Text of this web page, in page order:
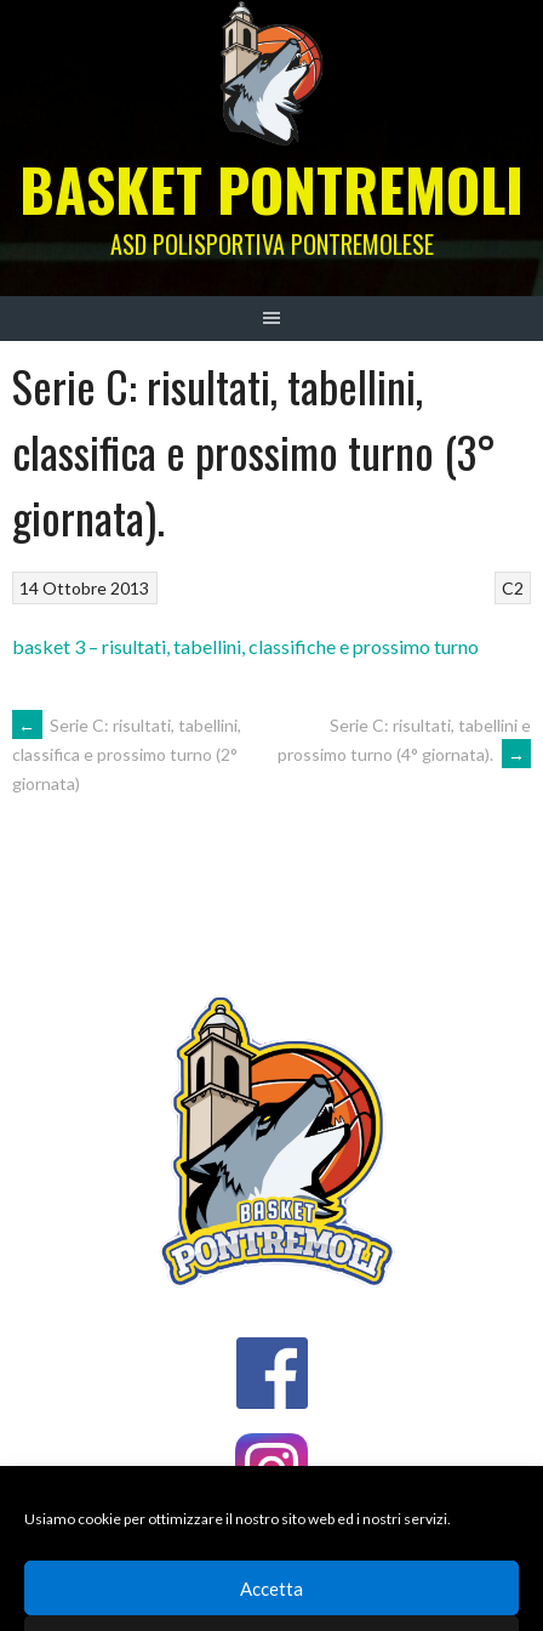
Usiamo cookie per ottimizzare il nostro sito web ed i nostri servizi.
Accetta
BASKET PONTREMOLI
ASD POLISPORTIVA PONTREMOLESE
Serie C: risultati, tabellini,
classifica e prossimo turno (3°
giornata).
C2
14 Ottobre 2013
basket 3 – risultati, tabellini, classifiche e prossimo turno
POST
NAVIGATION
←
Serie C: risultati, tabellini,
classifica e prossimo turno (2°
giornata)
Serie C: risultati, tabellini e
prossimo turno (4° giornata).
→